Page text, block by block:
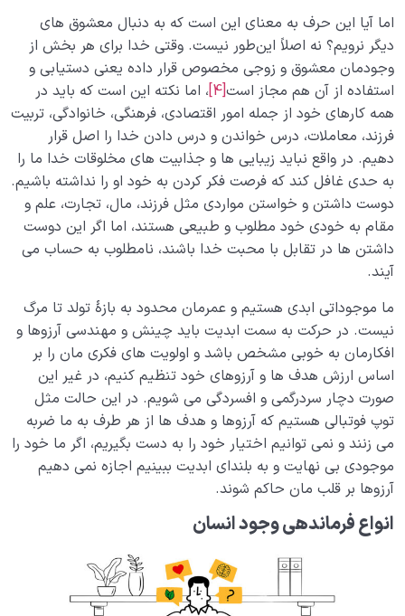
اما آیا این حرف به معنای این است که به دنبال معشوق های
دیگر نرویم؟ نه اصلاً این‌طور نیست. وقتی خدا برای هر بخش از
وجودمان معشوق و زوجی مخصوص قرار داده یعنی دستیابی و
استفاده از آن هم مجاز است[4]
، اما نکته این است که باید در
همه کارهای خود از جمله امور اقتصادی، فرهنگی، خانوادگی، تربیت
فرزند، معاملات، درس خواندن و درس دادن خدا را اصل قرار
دهیم. در واقع نباید زیبایی‌ ها و جذابیت های مخلوقات خدا ما را
به حدی غافل کند که فرصت فکر کردن به خود او را نداشته باشیم.
دوست داشتن و خواستن مواردی مثل فرزند، مال، تجارت، علم و
مقام به خودی خود مطلوب و طبیعی هستند، اما اگر این دوست
داشتن‌ ها در تقابل با محبت خدا باشند، نامطلوب به حساب می‌
آیند.
ما موجوداتی ابدی هستیم و عمرمان محدود به بازۀ تولد تا مرگ
نیست. در حرکت به سمت ابدیت باید چینش و مهندسی آرزوها و
افکارمان به خوبی مشخص باشد و اولویت‌ های فکری‌ مان را بر
اساس ارزش هدف‌ ها و آرزوهای خود تنظیم کنیم، در غیر این‌
صورت دچار سردرگمی و افسردگی می‌ شویم. در این حالت مثل
توپ فوتبالی هستیم که آرزوها و هدف‌ ها از هر طرف به ما ضربه
می‌ زنند و نمی‌ توانیم اختیار خود را به دست بگیریم، اگر ما خود را
موجودی بی‌ نهایت و به بلندای ابدیت ببینیم اجازه نمی‌ دهیم
آرزوها بر قلب‌ مان حاکم شوند.
انواع فرماندهی وجود انسان